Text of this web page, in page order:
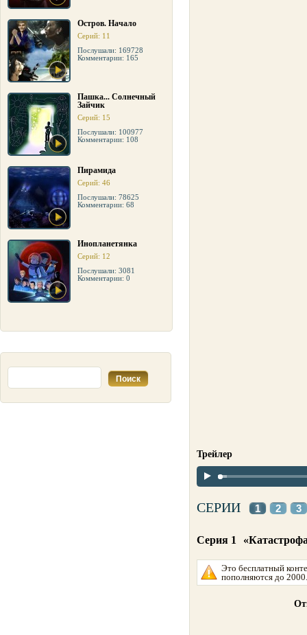
Остров. Начало
Серий: 11
Послушали: 169728
Комментарии: 165
Пашка... Солнечный
Зайчик
Серий: 15
Послушали: 100977
Комментарии: 108
Пирамида
Серий: 46
Послушали: 78625
Комментарии: 68
Инопланетянка
Серий: 12
Послушали: 3081
Комментарии: 0
Трейлер
СЕРИИ 1 2 3
Серия 1
Это бесплатный
пополняются до 2000.